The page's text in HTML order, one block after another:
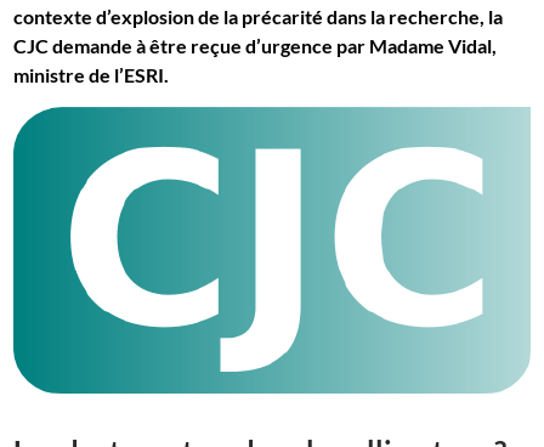
contexte d’explosion de la précarité dans la recherche, la
CJC demande à être reçue d’urgence par Madame Vidal,
ministre de l’ESRI.